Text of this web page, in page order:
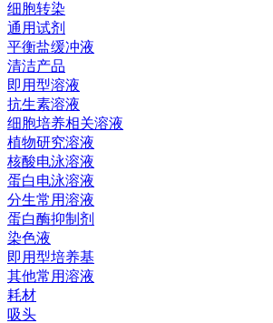
细胞转染
通用试剂
平衡盐缓冲液
清洁产品
即用型溶液
抗生素溶液
细胞培养相关溶液
植物研究溶液
核酸电泳溶液
蛋白电泳溶液
分生常用溶液
蛋白酶抑制剂
染色液
即用型培养基
其他常用溶液
耗材
吸头